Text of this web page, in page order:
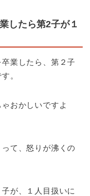
したら第2子が１
業したら、第２子
。
おかしいですよ
て、怒りが沸くの
が、１人目扱いに